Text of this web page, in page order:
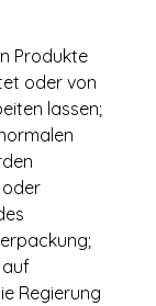
Produkte
oder von
lassen;
auf
Regierung